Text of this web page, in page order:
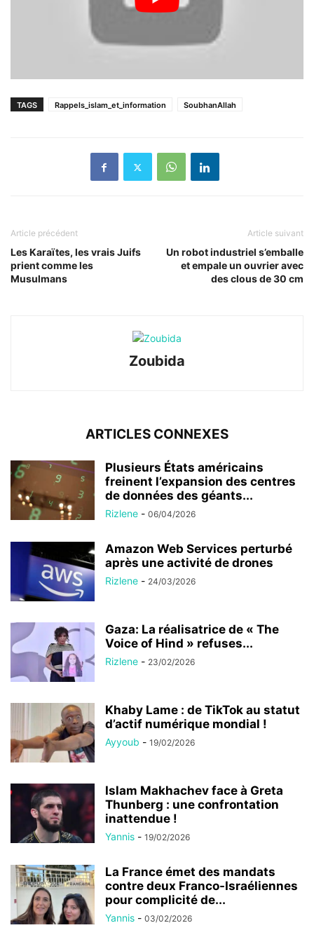
TAGS Rappels_islam_et_information SoubhanAllah
Article précédent
Les Karaïtes, les vrais Juifs
prient comme les
Musulmans
Article suivant
Un robot industriel s’emballe
et empale un ouvrier avec
des clous de 30 cm
Zoubida
ARTICLES CONNEXES
Plusieurs États américains
freinent l’expansion des centres
de données des géants...
Rizlene - 06/04/2026
Amazon Web Services perturbé
après une activité de drones
Rizlene - 24/03/2026
Gaza: La réalisatrice de « The
Voice of Hind » refuses...
Rizlene - 23/02/2026
Khaby Lame : de TikTok au statut
d’actif numérique mondial !
Ayyoub - 19/02/2026
Islam Makhachev face à Greta
Thunberg : une confrontation
inattendue !
Yannis - 19/02/2026
La France émet des mandats
contre deux Franco-Israéliennes
pour complicité de...
Yannis - 03/02/2026